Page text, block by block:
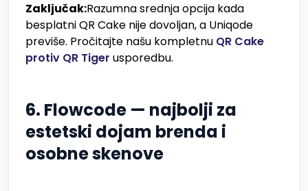
Zaključak:Razumna srednja opcija kada
besplatni QR Cake nije dovoljan, a Uniqode
previše. Pročitajte našu kompletnu QR Cake
protiv QR Tiger usporedbu.
6. Flowcode — najbolji za
estetski dojam brenda i
osobne skenove